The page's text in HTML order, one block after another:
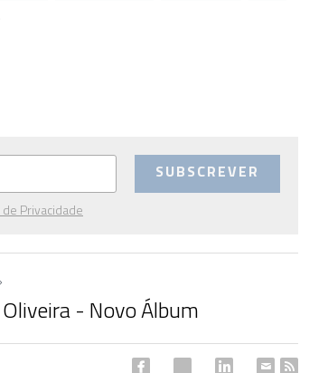
SUBSCREVER
Privacidade
- Novo Álbum